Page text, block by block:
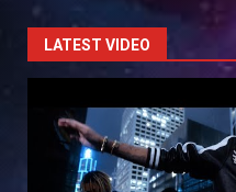
LATEST VIDEO